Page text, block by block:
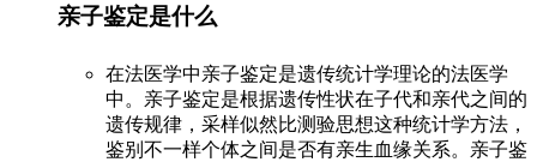
亲子鉴定是什么
在法医学中亲子鉴定是遗传统计学理论的法医学
中。亲子鉴定是根据遗传性状在子代和亲代之间的
遗传规律，采样似然比测验思想这种统计学方法，
鉴别不一样个体之间是否有亲生血缘关系。亲子鉴